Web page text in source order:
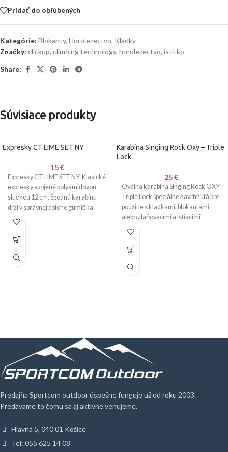
Pridať do obľúbených
Kategórie: Blokanty, Horolezectvo, Kladky
Značky: clickup, climbing technology, horolezectvo, istitko
Share:
Súvisiace produkty
Expresky CT LIME SET NY
15€
Expresky CT LIME SET NY Klasické
expresky spojené polyamidovou
slučkou 12 cm. Spodnú karabínu
drží v správnej polohe gumička
FIXITE. Špeciálne pofilovanie na
konci zámku zabraňuje
náhodnému zachyteniu za lano.
pred samotnou expedíciou.
Karabína Singing Rock Oxy – Triple
Lock
25€
Oválna karabína Singing Rock OXY
Triple Lock špeciálne navrhnutá pre
použitie s kladkami, blokantami
alebo zlaňovacími a istiacimi
prostriedkami. trojčinný poistka
Predajňa Sportcom outdoor úspešne funguje už od roku 2003.
Predávame to čomu sa aj aktívne venujeme.
Hlavná 5, 040 01 Košice
Tel: 055 625 14 08